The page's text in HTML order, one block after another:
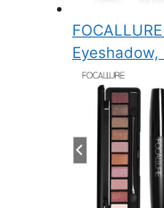
Eyeshadow,